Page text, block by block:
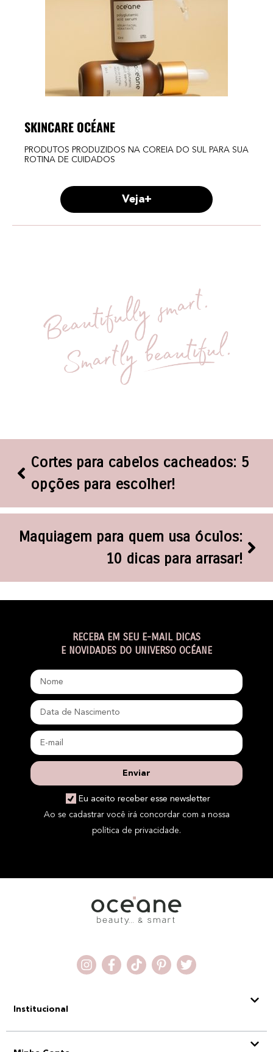
SKINCARE OCÉANE
PRODUTOS PRODUZIDOS NA COREIA DO SUL PARA SUA
ROTINA DE CUIDADOS
Veja+
Cortes para cabelos cacheados: 5
opções para escolher!
Maquiagem para quem usa óculos:
10 dicas para arrasar!
RECEBA EM SEU E-MAIL DICAS
E NOVIDADES DO UNIVERSO OCÉANE
Eu aceito receber esse newsletter
Enviar
Ao se cadastrar você irá concordar com a nossa
política de privacidade.
Institucional